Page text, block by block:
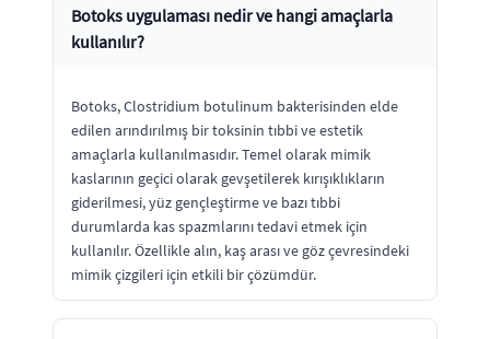
Botoks uygulaması nedir ve hangi amaçlarla
kullanılır?
Botoks, Clostridium botulinum bakterisinden elde
edilen arındırılmış bir toksinin tıbbi ve estetik
amaçlarla kullanılmasıdır. Temel olarak mimik
kaslarının geçici olarak gevşetilerek kırışıklıkların
giderilmesi, yüz gençleştirme ve bazı tıbbi
durumlarda kas spazmlarını tedavi etmek için
kullanılır. Özellikle alın, kaş arası ve göz çevresindeki
mimik çizgileri için etkili bir çözümdür.